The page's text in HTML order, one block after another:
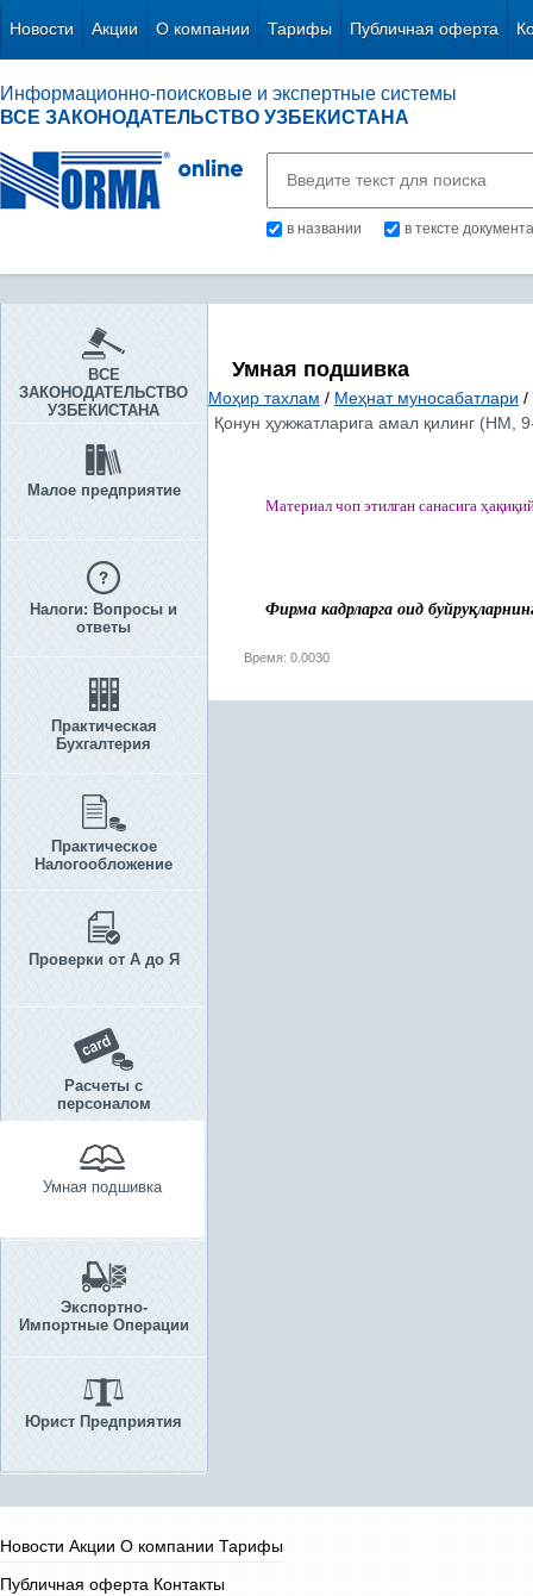
Новости Акции О компании Тарифы Публичная оферта
Информационно-поисковые и экспертные системы
ВСЕ ЗАКОНОДАТЕЛЬСТВО УЗБЕКИСТАНА
в названии в тексте документа
ВСЕ
ЗАКОНОДАТЕЛЬСТВО
УЗБЕКИСТАНА
Малое предприятие
Налоги: Вопросы и
ответы
Практическая
Бухгалтерия
Практическое
Налогообложение
Проверки от А до Я
Расчеты с
персоналом
Умная подшивка
Экспортно-
Импортные Операции
Юрист Предприятия
Умная подшивка
Моҳир тахлам / Меҳнат муносабатлари /
Қонун ҳужжатларига амал қилинг (НМ,
Материал чоп этилган санасига ҳақиқ
Фирма кадрларга оид буйруқ
Время: 0.0030
Новости Акции О компании Тарифы
Публичная оферта Контакты